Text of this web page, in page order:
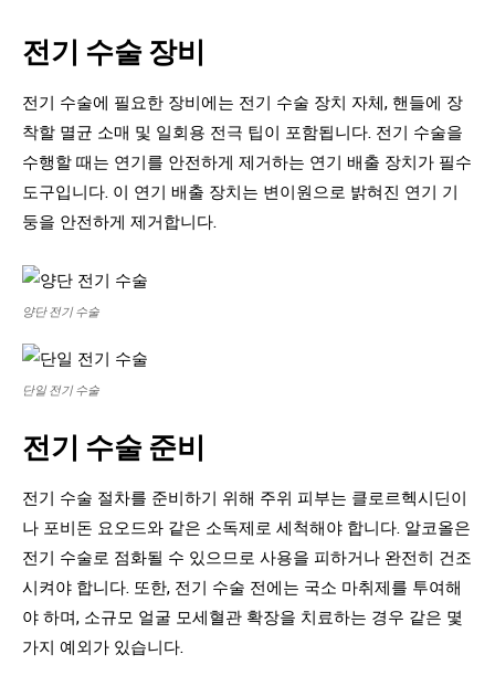
전기 수술 장비
전기 수술에 필요한 장비에는 전기 수술 장치 자체, 핸들에 장
착할 멸균 소매 및 일회용 전극 팁이 포함됩니다. 전기 수술을
수행할 때는 연기를 안전하게 제거하는 연기 배출 장치가 필수
도구입니다. 이 연기 배출 장치는 변이원으로 밝혀진 연기 기
둥을 안전하게 제거합니다.
양단 전기 수술
단일 전기 수술
전기 수술 준비
전기 수술 절차를 준비하기 위해 주위 피부는 클로르헥시딘이
나 포비돈 요오드와 같은 소독제로 세척해야 합니다. 알코올은
전기 수술로 점화될 수 있으므로 사용을 피하거나 완전히 건조
시켜야 합니다. 또한, 전기 수술 전에는 국소 마취제를 투여해
야 하며, 소규모 얼굴 모세혈관 확장을 치료하는 경우 같은 몇
가지 예외가 있습니다.